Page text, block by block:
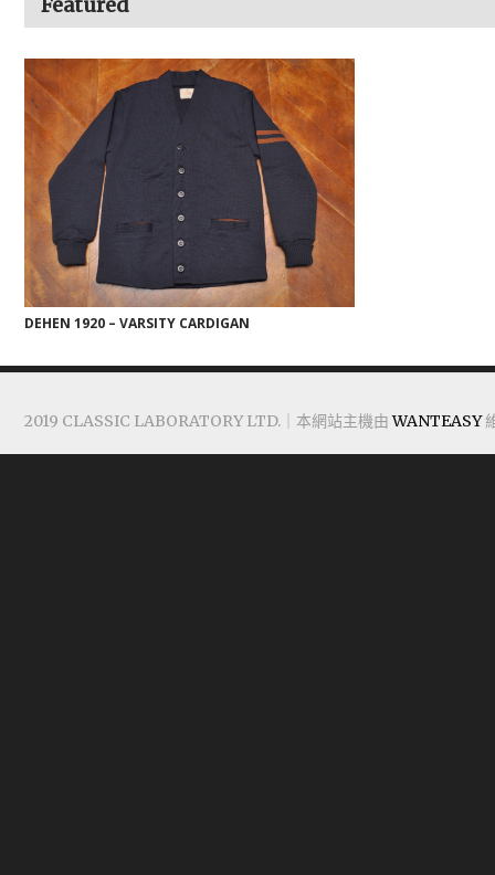
DEHEN 1920 – VARSITY CARDIGAN
2019 CLASSIC LABORATORY LTD.｜本網站主機由WANTEASY